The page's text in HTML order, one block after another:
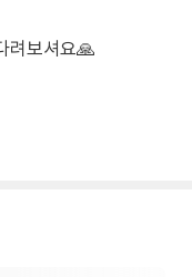
려보셔요🙏